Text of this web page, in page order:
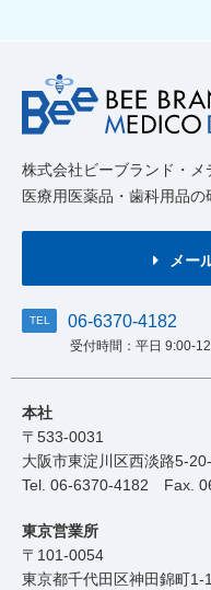
株式会社ビーブランド・
医療用医薬品・歯科用品
メー
TEL 06-6370-4182
受付時間：平日 9:00-
本社
〒533-0031
大阪市東淀川区西淡路5-
Tel. 06-6370-4182 Fax.
東京営業所
〒101-0054
東京都千代田区神田錦町